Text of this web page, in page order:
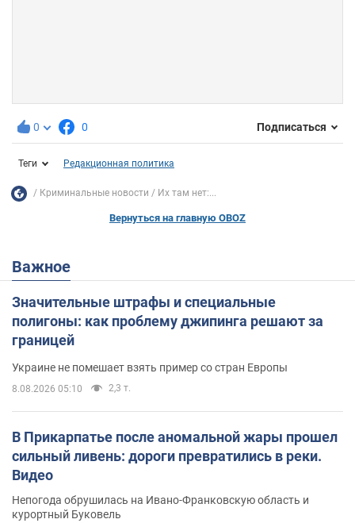
0 0 Подписаться
Теги Редакционная политика
Криминальные новости Их там нет:...
Вернуться на главную OBOZ
Важное
Значительные штрафы и специальные
полигоны: как проблему джипинга решают за
границей
Украине не помешает взять пример со стран Европы
8.08.2026 05:10 2,3 т.
В Прикарпатье после аномальной жары прошел
сильный ливень: дороги превратились в реки.
Видео
Непогода обрушилась на Ивано-Франковскую область и
курортный Буковель